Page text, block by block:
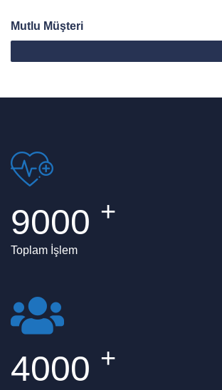
Mutlu Müşteri
9000 +
Toplam İşlem
4000 +